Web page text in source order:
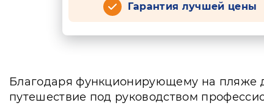
Гарантия лучшей цены
Благодаря функционирующему на пляже
путешествие под руководством